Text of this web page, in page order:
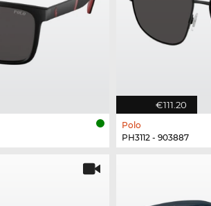
€111.20
Polo
PH3112 - 903887